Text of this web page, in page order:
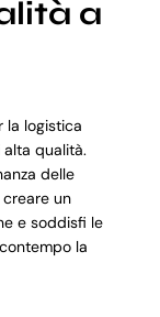
a
la logistica
alta qualità.
delle
un
e soddisfi le
la